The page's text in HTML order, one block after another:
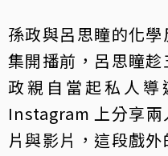
孫政與呂思瞳的化
集開播前，呂思瞳
政親自當起私人導
Instagram 上分享兩
片與影片，這段戲